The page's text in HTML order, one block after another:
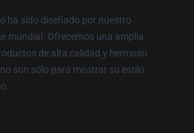
ha sido diseñado por nuestro
mundial. Ofrecemos una amplia
de alta calidad y hermoso
son sólo para mostrar su estilo